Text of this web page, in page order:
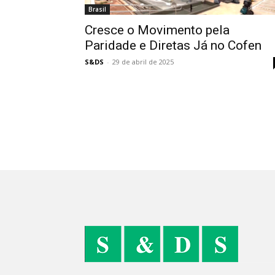
Brasil
Cresce o Movimento pela
Paridade e Diretas Já no Cofen
S&DS - 29 de abril de 2025